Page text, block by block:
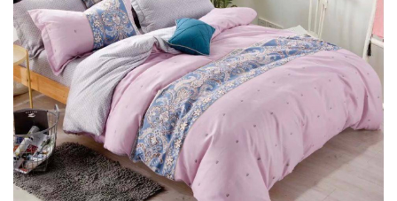
Cearceaf Normal
Lenjerii Pat Imprimeu 5D cu Elastic
Cearceaf cu Elastic pat 1 Persoana
Cearceaf cu Elastic pat 2 Persoane
Lenjerii Pat Inimi Brodate
Lenjerii Pat, Bumbac-Finet
Premium, 1 Persoana
Lenjerii Pat, Bumbac-Finet
Premium, 2 Persoane